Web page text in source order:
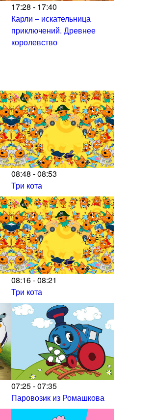
17:28 - 17:40
Карли – искательница
приключений. Древнее
королевство
08:48 - 08:53
Три кота
08:16 - 08:21
Три кота
07:25 - 07:35
Паровозик из Ромашкова